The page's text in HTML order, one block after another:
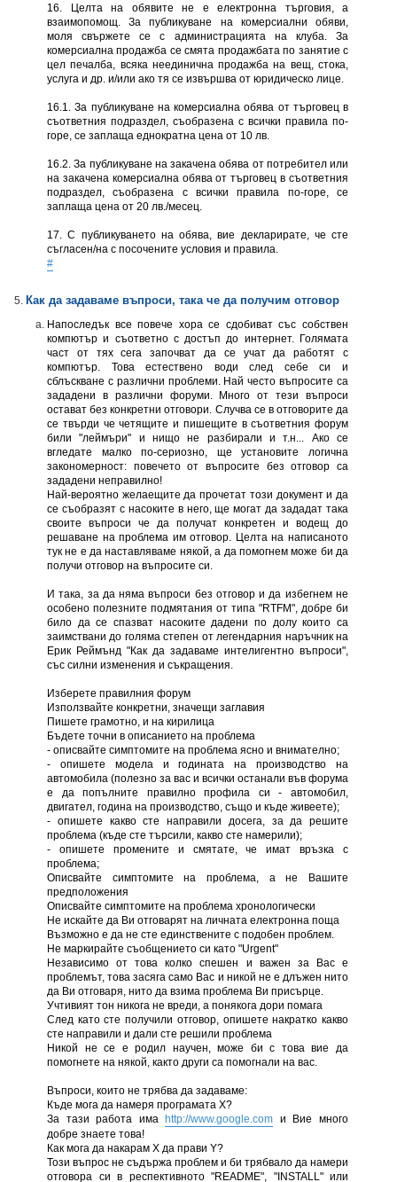
16. Целта на обявите не е електронна търговия, а
взаимопомощ. За публикуване на комерсиални обяви,
моля свържете се с администрацията на клуба. За
комерсиална продажба се смята продажбата по занятие с
цел печалба, всяка неединична продажба на вещ, стока,
услуга и др. и/или ако тя се извършва от юридическо лице.
16.1. За публикуване на комерсиална обява от търговец в
съответния подраздел, съобразена с всички правила по-
горе, се заплаща еднократна цена от 10 лв.
16.2. За публикуване на закачена обява от потребител или
на закачена комерсиална обява от търговец в съответния
подраздел, съобразена с всички правила по-горе, се
заплаща цена от 20 лв./месец.
17. С публикуването на обява, вие декларирате, че сте
съгласен/на с посочените условия и правила.
#
Как да задаваме въпроси, така че да получим отговор
Напоследък все повече хора се сдобиват със собствен
компютър и съответно с достъп до интернет. Голямата
част от тях сега започват да се учат да работят с
компютър. Това естествено води след себе си и
сблъскване с различни проблеми. Най често въпросите са
зададени в различни форуми. Много от тези въпроси
остават без конкретни отговори. Случва се в отговорите да
се твърди че четящите и пишещите в съответния форум
били "леймъри" и нищо не разбирали и т.н... Ако се
вгледате малко по-сериозно, ще установите логична
закономерност: повечето от въпросите без отговор са
зададени неправилно!
Най-вероятно желаещите да прочетат този документ и да
се съобразят с насоките в него, ще могат да зададат така
своите въпроси че да получат конкретен и водещ до
решаване на проблема им отговор. Целта на написаното
тук не е да наставлявамe някой, а да помогнeм може би да
получи отговор на въпросите си.
И така, за да няма въпроси без отговор и да избегнем не
особено полезните подмятания от типа "RTFM", добре би
било да се спазват насоките дадени по долу които са
заимствани до голяма степен от легендарния наръчник на
Ерик Реймънд "Как да задаваме интелигентно въпроси",
със силни изменения и съкращения.
Изберете правилния форум
Използвайте конкретни, значещи заглавия
Пишете грамотно, и на кирилица
Бъдете точни в описанието на проблема
- описвайте симптомите на проблема ясно и внимателно;
- опишете модела и годината на производство на
автомобила (полезно за вас и всички останали във форума
е да попълните правилно профила си - автомобил,
двигател, година на производство, също и къде живеете);
- опишете какво сте направили досега, за да решите
проблема (къде сте търсили, какво сте намерили);
- опишете промените и смятате, че имат връзка с
проблема;
Описвайте симптомите на проблема, а не Вашите
предположения
Описвайте симптомите на проблема хронологически
Не искайте да Ви отговарят на личната електронна поща
Възможно е да не сте единствените с подобен проблем.
Не маркирайте съобщението си като "Urgent"
Независимо от това колко спешен и важен за Вас е
проблемът, това засяга само Вас и никой не е длъжен нито
да Ви отговаря, нито да взима проблема Ви присърце.
Учтивият тон никога не вреди, а понякога дори помага
След като сте получили отговор, опишете накратко какво
сте направили и дали сте решили проблема
Никой не се е родил научен, може би с това вие да
помогнете на някой, както други са помогнали на вас.
Въпроси, които не трябва да задаваме:
Къде мога да намеря програмата Х?
За тази работа има
http://www.google.com и Вие много
добре знаете това!
Как мога да накарам Х да прави Y?
Този въпрос не съдържа проблем и би трябвало да намери
отговора си в респективното "README", "INSTALL" или